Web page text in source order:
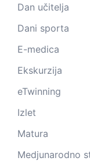
Dan učitelja
Dani sporta
E-medica
Ekskurzija
eTwinning
Izlet
Matura
Medjunarodno